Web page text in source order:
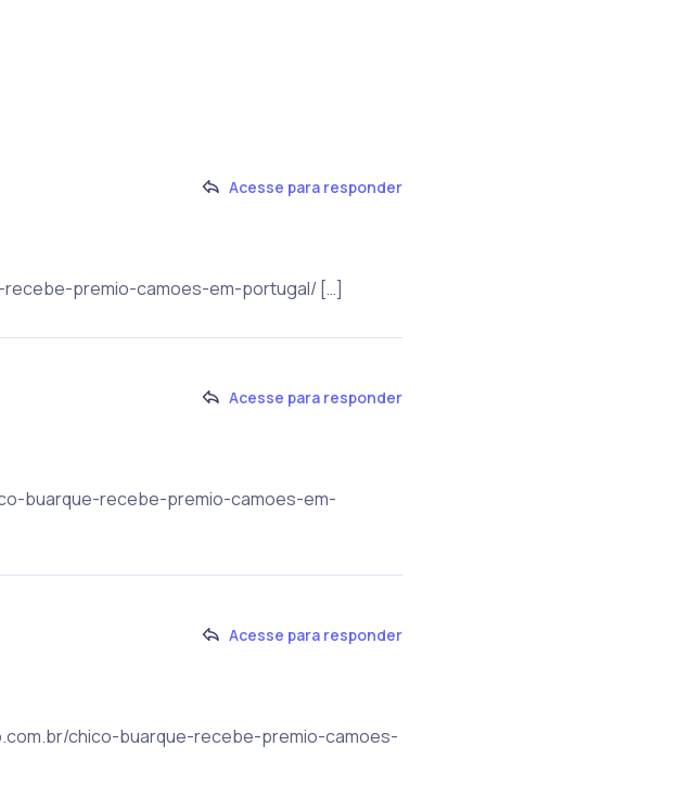
Acesse para responder
recebe-premio-camoes-em-portugal/ […]
Acesse para responder
buarque-recebe-premio-camoes-em-
Acesse para responder
chico-buarque-recebe-premio-camoes-